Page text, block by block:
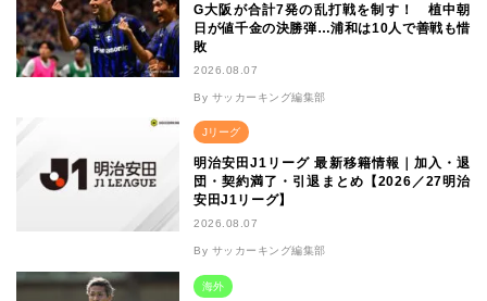
G大阪が合計7発の乱打戦を制す！ 植中朝
日が値千金の決勝弾…浦和は10人で善戦も惜
敗
2026.08.07
By サッカーキング編集部
Jリーグ
明治安田J1リーグ 最新移籍情報｜加入・退
団・契約満了・引退まとめ【2026／27明治
安田J1リーグ】
2026.08.07
By サッカーキング編集部
海外